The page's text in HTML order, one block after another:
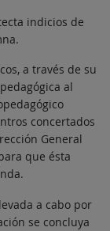
indicios de
a través de su
al
concertados
General
que ésta
a cabo por
se concluya